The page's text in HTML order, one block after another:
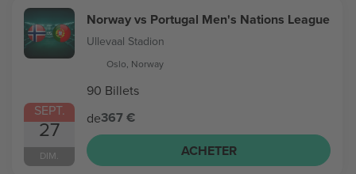
SEPT.
27
DIM.
Norway vs Portugal Men's Nations League
Ullevaal Stadion
Oslo, Norway
90 Billets
de367 €
ACHETER